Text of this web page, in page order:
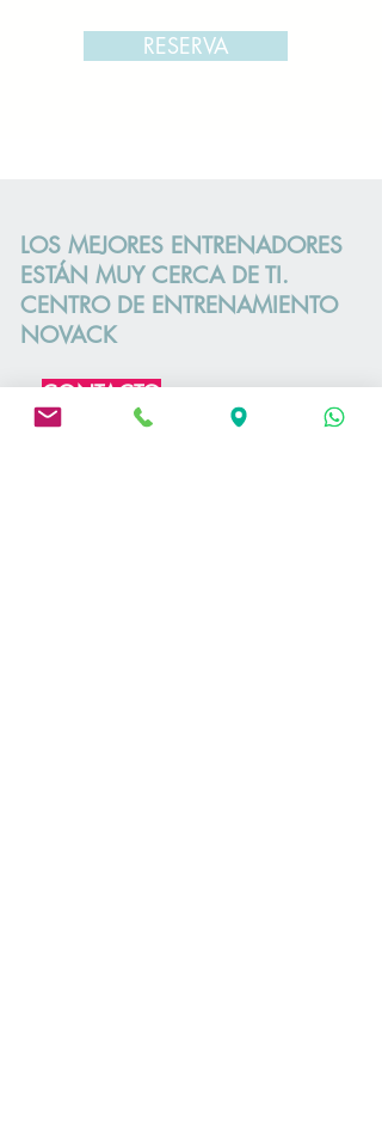
RESERVA
LOS MEJORES ENTRENADORES
ESTÁN MUY CERCA DE TI.
CENTRO DE ENTRENAMIENTO
NOVACK
CONTACTO